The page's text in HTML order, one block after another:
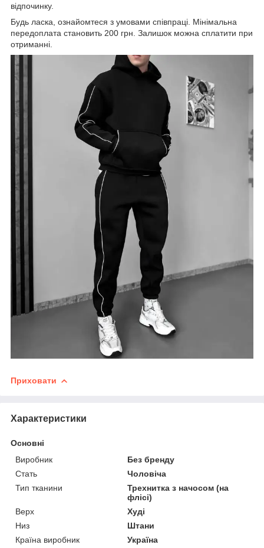
відпочинку.
Будь ласка, ознайомтеся з умовами співпраці. Мінімальна
передоплата становить 200 грн. Залишок можна сплатити при
отриманні.
Приховати
Характеристики
Основні
Виробник
Без бренду
Стать
Чоловіча
Тип тканини
Трехнитка з начосом (на
флісі)
Верх
Худі
Низ
Штани
Країна виробник
Україна